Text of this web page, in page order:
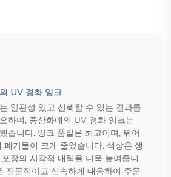
UV 경화 잉크
일관성 있고 신뢰할 수 있는 결과를
하며, 중산화예의 UV 경화 잉크는
습니다. 잉크 품질은 최고이며, 뛰어
폐기물이 크게 줄었습니다. 색상은 생
장의 시각적 매력을 더욱 높여줍니
전문적이고 신속하게 대응하여 주문